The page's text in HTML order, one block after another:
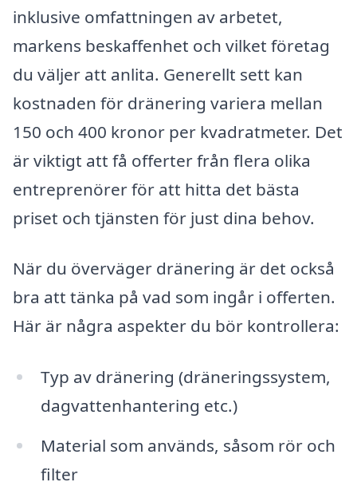
inklusive omfattningen av arbetet,
markens beskaffenhet och vilket företag
du väljer att anlita. Generellt sett kan
kostnaden för dränering variera mellan
150 och 400 kronor per kvadratmeter. Det
är viktigt att få offerter från flera olika
entreprenörer för att hitta det bästa
priset och tjänsten för just dina behov.
När du överväger dränering är det också
bra att tänka på vad som ingår i offerten.
Här är några aspekter du bör kontrollera:
Typ av dränering (dräneringssystem,
dagvattenhantering etc.)
Material som används, såsom rör och
filter